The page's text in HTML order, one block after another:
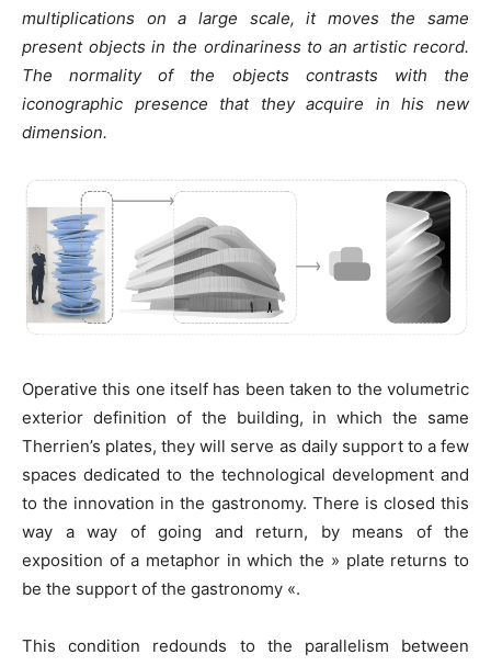
multiplications on a large scale, it moves the same
present objects in the ordinariness to an artistic record.
The normality of the objects contrasts with the
iconographic presence that they acquire in his new
dimension.
Operative this one itself has been taken to the volumetric
exterior definition of the building, in which the same
Therrien’s plates, they will serve as daily support to a few
spaces dedicated to the technological development and
to the innovation in the gastronomy. There is closed this
way a way of going and return, by means of the
exposition of a metaphor in which the » plate returns to
be the support of the gastronomy «.
This condition redounds to the parallelism between